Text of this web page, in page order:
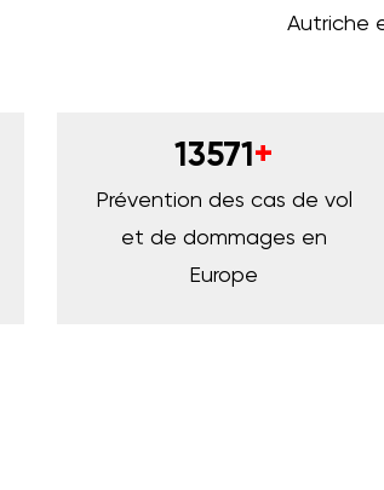
Autriche
13571 +
Prévention des cas de vol
et de dommages en
Europe